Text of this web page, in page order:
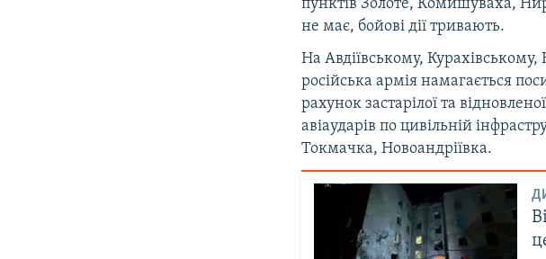
пунктів Золоте, Комишуваха,
не має, бойові дії тривають.
На Авдіївському,
російська армія намагається
рахунок застарілої та
авіаударів по цивільній
Токмачка, Новоандріївка.